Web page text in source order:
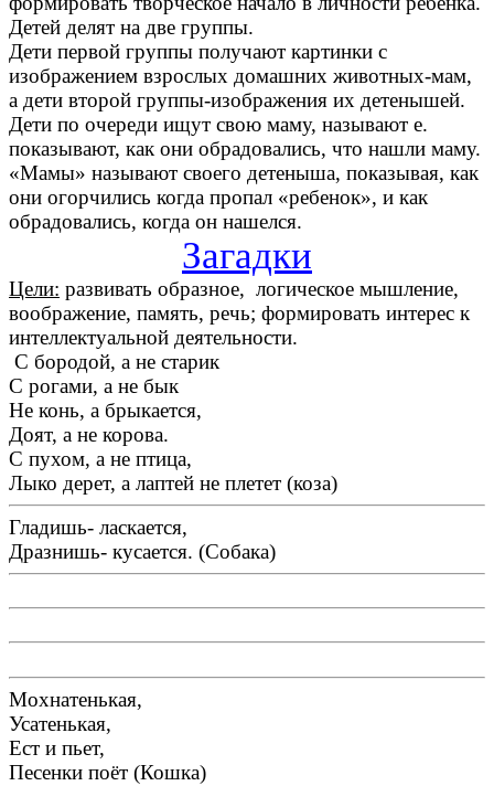
Детей делят на две группы.
Дети первой группы получают картинки с
изображением взрослых домашних животных-мам,
а дети второй группы-изображения их детенышей.
Дети по очереди ищут свою маму, называют е.
показывают, как они обрадовались, что нашли маму.
«Мамы» называют своего детеныша, показывая, как
они огорчились когда пропал «ребенок», и как
обрадовались, когда он нашелся.
Загадки
Цели: развивать образное, логическое мышление,
воображение, память, речь; формировать интерес к
интеллектуальной деятельности.
С бородой, а не старик
С рогами, а не бык
Не конь, а брыкается,
Доят, а не корова.
С пухом, а не птица,
Лыко дерет, а лаптей не плетет (коза)
Гладишь- ласкается,
Дразнишь- кусается. (Собака)
Мохнатенькая,
Усатенькая,
Ест и пьет,
Песенки поёт (Кошка)